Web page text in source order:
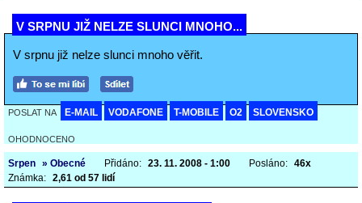
V SRPNU JIŽ NELZE SLUNCI MNOHO...
V srpnu již nelze slunci mnoho věřit.
POSLAT NA E-MAIL VODAFONE T-MOBILE O2 SLOVENSKO
OHODNOCENO
Srpen » Obecné Přidáno: 23. 11. 2008 - 1:00 Posláno: 46x
Známka: 2,61 od 57 lidí